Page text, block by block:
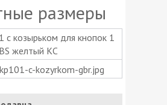
размеры
c козырьком для кнопок 1
желтый КС